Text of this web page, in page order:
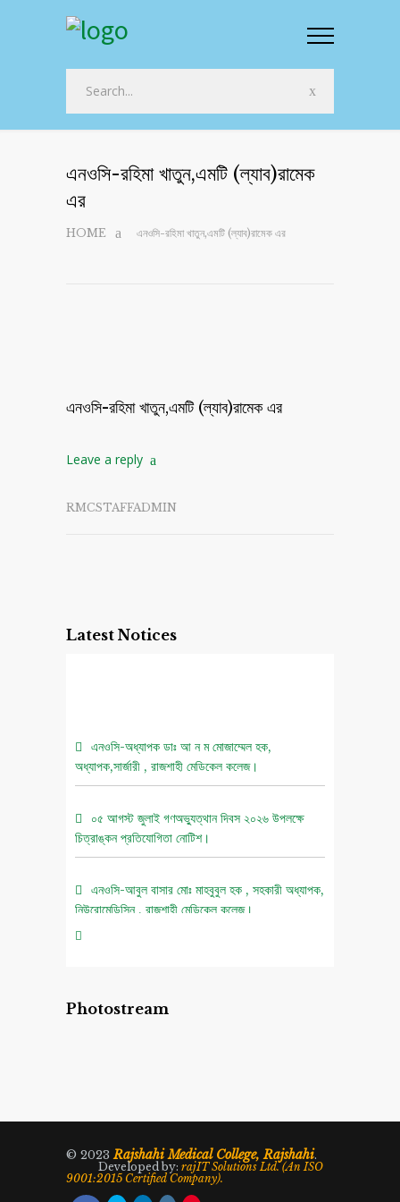
এনওসি-রহিমা খাতুন,এমটি (ল্যাব)রামেক
এর
HOME এনওসি-রহিমা খাতুন,এমটি (ল্যাব)রামেক এর
এনওসি-রহিমা খাতুন,এমটি (ল্যাব)রামেক এর
Leave a reply
RMCSTAFFADMIN
Latest Notices
এনওসি-অধ্যাপক ডাঃ আ ন ম মোজাম্মেল হক,
অধ্যাপক,সার্জারী , রাজশাহী মেডিকেল কলেজ।
০৫ আগস্ট জুলাই গণঅভ্যুত্থান দিবস ২০২৬ উপলক্ষে
চিত্রাঙ্কন প্রতিযোগিতা নোটিশ।
এনওসি-আবুল বাসার মোঃ মাহবুবুল হক , সহকারী অধ্যাপক,
নিউরোমেডিসিন , রাজশাহী মেডিকেল কলেজ।
Photostream
© 2023Rajshahi Medical College, Rajshahi.
Developed by: rajIT Solutions Ltd. (An ISO
9001:2015 Certified Company).